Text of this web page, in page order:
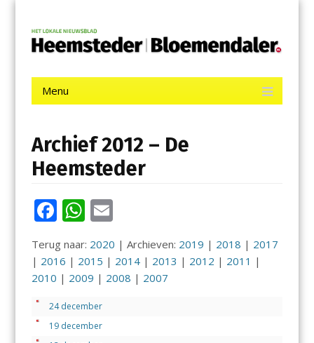
contentDe Heemsteder | Bloemendaler
Menu
Archief 2012 – De
Heemsteder
F
e
b
o
o
W
at
s
A
p
E
m
ai
l
Terug naar: 2020 | Archieven: 2019 | 2018 | 2017
| 2016 | 2015 | 2014| 2013 | 2012 | 2011 |
2010 | 2009 | 2008 | 2007
24 december
19 december